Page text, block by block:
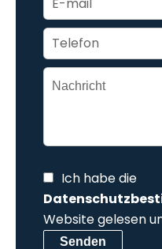
Ich habe die
Website gelesen
Senden